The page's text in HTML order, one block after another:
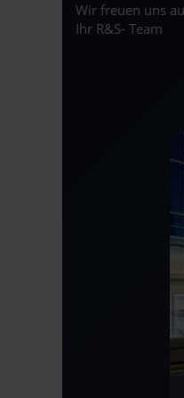
Wir freuen uns
Ihr R&S- Team